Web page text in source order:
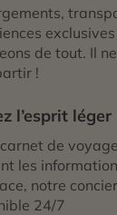
exclusives
de tout. Il
!
l’esprit léger
de
les
notre
24/7